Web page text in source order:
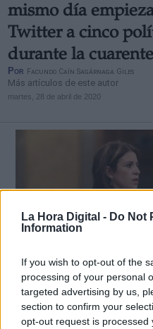
La Hora Digital - Do Not
Information
If you wish to opt-out of the
processing of your personal
targeted advertising by us,
section to confirm your
opt-out request is processed
mismo día
Twitter a cinco
durante la
Por Facundo Caín Sagárnaga Giles
Más artículos de este autor
martes, 28 de abril de 2020
La portavoz del grupo socialista en el
Lastra. Foto: POOL - Europa Press.